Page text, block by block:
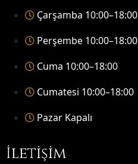
Çarşamba 10:00–18:00
Perşembe 10:00–18:00
Cuma 10:00–18:00
Cumatesi 10:00–18:00
Pazar Kapalı
İletişim